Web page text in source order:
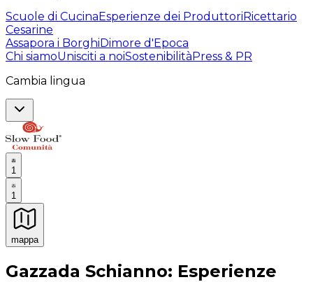
Scuole di CucinaEsperienze dei ProduttoriRicettario
Cesarine
Assapora i BorghiDimore d'Epoca
Chi siamoUnisciti a noiSostenibilitàPress & PR
Cambia lingua
1
1
mappa
Esperienze culinarie indimenticabili: Esperienze
Gazzada Schianno: Esperienze